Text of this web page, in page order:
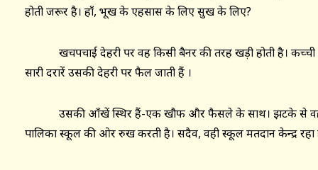
होती जरूर है। हाँ, भूख के एहसास के लिए सुख के लिए?
खचपचाई देहरी पर वह किसी बैनर की तरह खड़ी होती है। कच्ची
सारी दरारें उसकी देहरी पर फैल जाती हैं ।
उसकी आँखें स्थिर हैं-एक खौफ और फैसले के साथ। झटके से वह
पालिका स्कूल की ओर रुख करती है। सदैव, वही स्कूल मतदान केन्द्र रहा